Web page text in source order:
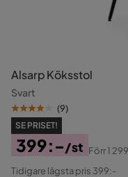
Alsarp Köksstol
Svart
(9)
SE PRISET!
Pris
399:-/st
Original
Förr1
Tidigare lägsta pris 399:-